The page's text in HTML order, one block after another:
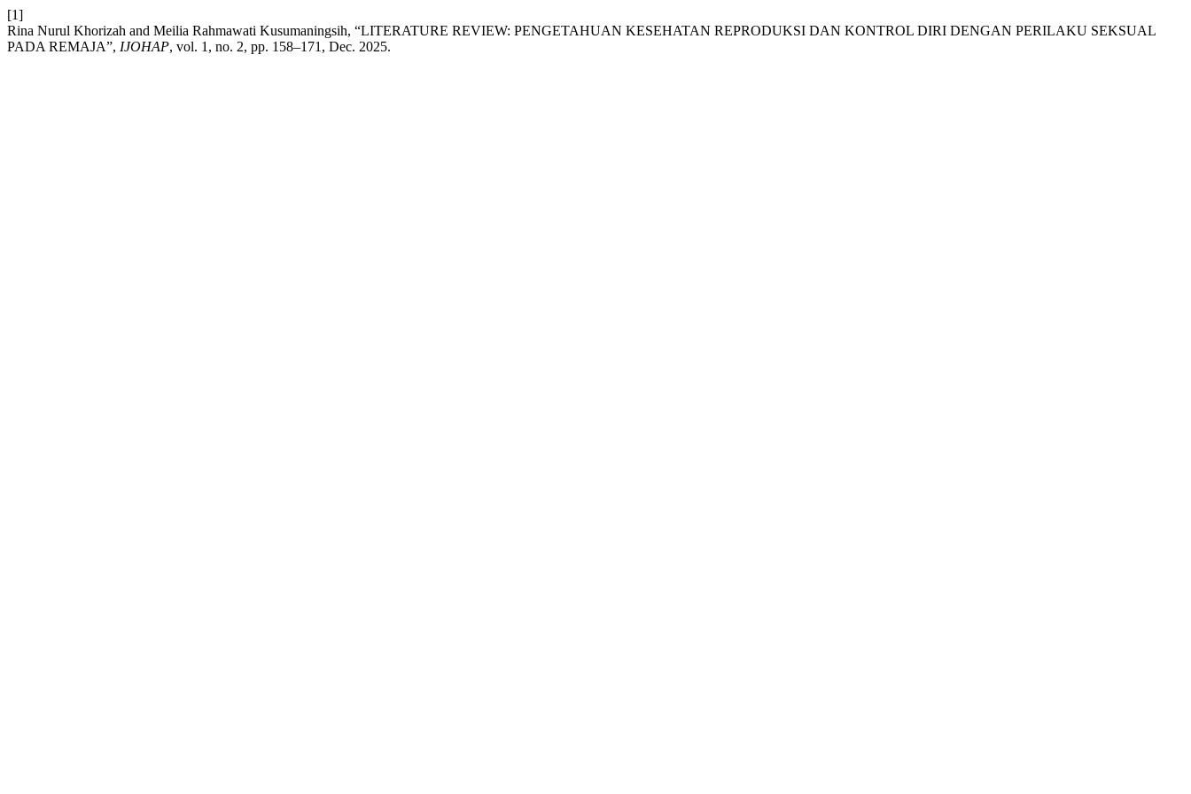
[1]
Rina Nurul Khorizah and Meilia Rahmawati Kusumaningsih, “LITERATURE REVIEW: PENGETAHUAN KESEHATAN REPRODUKSI DAN KONTROL DIRI DENGAN PERILAKU SEKSUAL
PADA REMAJA”, IJOHAP, vol. 1, no. 2, pp. 158–171, Dec. 2025.